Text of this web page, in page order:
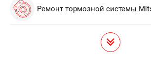
Ремонт тормозной системы